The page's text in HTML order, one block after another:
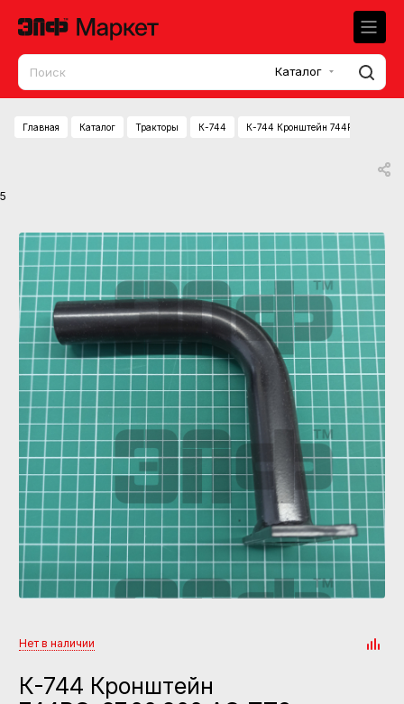
Каталог
Главная Каталог Тракторы К-744 К-744 Кронштейн 744РС-
5
Нет в наличии
К-744 Кронштейн